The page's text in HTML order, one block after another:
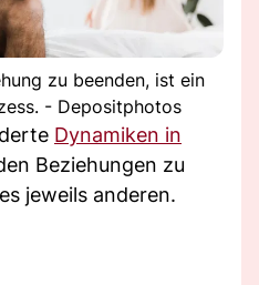
zu beenden, ist ein
- Depositphotos
Dynamiken in
Beziehungen zu
jeweils anderen.